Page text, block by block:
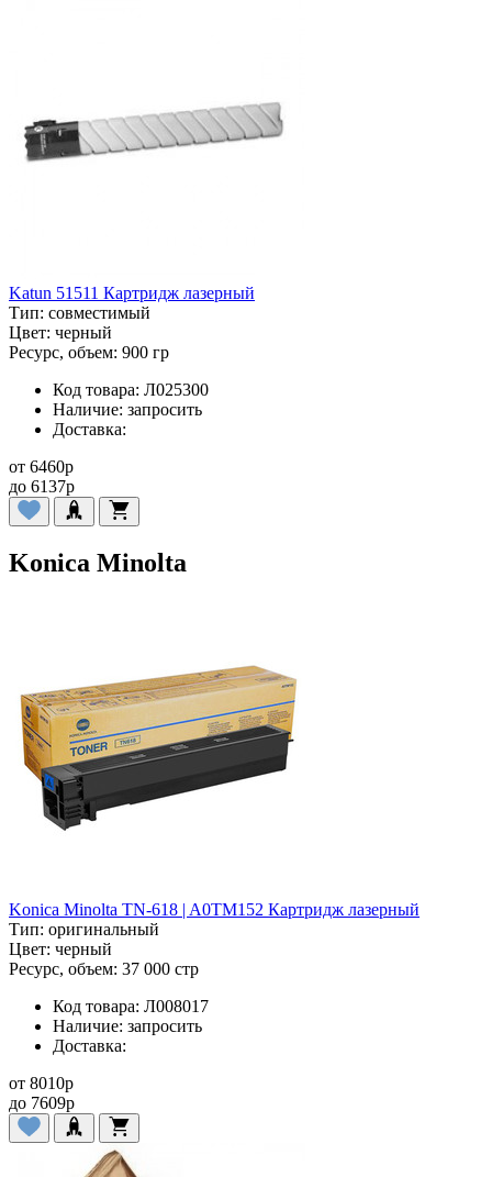
Katun 51511 Картридж лазерный
Тип: совместимый
Цвет: черный
Ресурс, объем: 900 гр
Код товара: Л025300
Наличие: запросить
Доставка:
от 6460p
до 6137p
Konica Minolta
Konica Minolta TN-618 | A0TM152 Картридж лазерный
Тип: оригинальный
Цвет: черный
Ресурс, объем: 37 000 стр
Код товара: Л008017
Наличие: запросить
Доставка:
от 8010p
до 7609p